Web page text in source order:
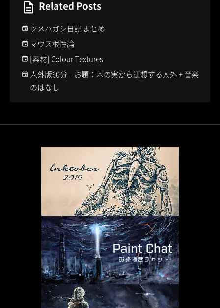
Related Posts
ツメハガシ日記 まとめ
マウス根性論
[素材] Colour Textures
人外版60分 – お題：木の実から連想する人外 + 音楽
のはなし